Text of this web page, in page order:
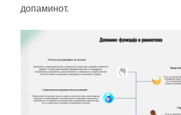
допаминот.